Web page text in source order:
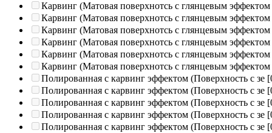
Карвинг (Матовая поверхнотсь с глянцевым эффектом
Карвинг (Матовая поверхнотсь с глянцевым эффектом
Карвинг (Матовая поверхнотсь с глянцевым эффектом
Карвинг (Матовая поверхнотсь с глянцевым эффектом
Карвинг (Матовая поверхнотсь с глянцевым эффектом
Карвинг (Матовая поверхнотсь с глянцевым эффектом
Полированная c карвинг эффектом (Поверхность с зе
Полированная c карвинг эффектом (Поверхность с зе
Полированная c карвинг эффектом (Поверхность с зе
Полированная c карвинг эффектом (Поверхность с зе
Полированная c карвинг эффектом (Поверхность с зе